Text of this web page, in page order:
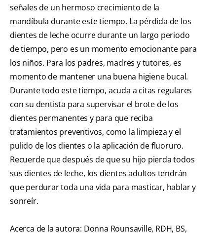
señales de un hermoso crecimiento de la
mandíbula durante este tiempo. La pérdida de los
dientes de leche ocurre durante un largo periodo
de tiempo, pero es un momento emocionante para
los niños. Para los padres, madres y tutores, es
momento de mantener una buena higiene bucal.
Durante todo este tiempo, acuda a citas regulares
con su dentista para supervisar el brote de los
dientes permanentes y para que reciba
tratamientos preventivos, como la limpieza y el
pulido de los dientes o la aplicación de fluoruro.
Recuerde que después de que su hijo pierda todos
sus dientes de leche, los dientes adultos tendrán
que perdurar toda una vida para masticar, hablar y
sonreír.
Acerca de la autora: Donna Rounsaville, RDH, BS,